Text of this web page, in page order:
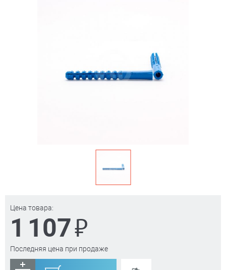
Цена товара:
1 107₽
Последняя цена при продаже